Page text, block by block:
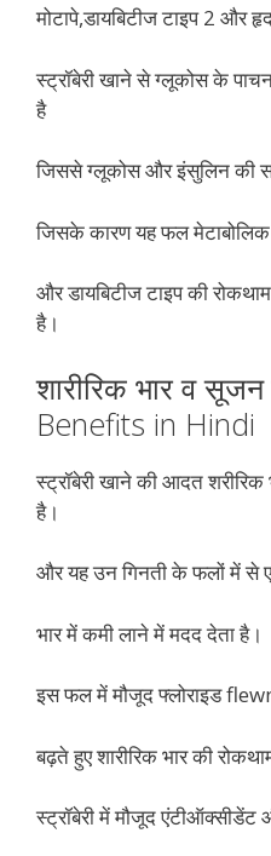
मोटापे,डायबिटीज टाइप 2 और
स्ट्रॉबेरी खाने से ग्लूकोस के
है
जिससे ग्लूकोस और इंसुलिन की
जिसके कारण यह फल मेटाबोलिक
और डायबिटीज टाइप की
है।
शारीरिक भार व
Benefits in Hindi
स्ट्रॉबेरी खाने की आदत शरीरिक
है।
और यह उन गिनती के फलों में से
भार में कमी लाने में मदद देता है।
इस फल में मौजूद फ्लोराइड
बढ़ते हुए शारीरिक भार की
स्ट्रॉबेरी में मौजूद एंटीऑक्सीडेंट